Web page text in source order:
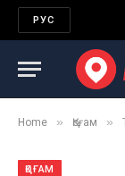
РУС
Home » Қоғам »
ҚОҒАМ